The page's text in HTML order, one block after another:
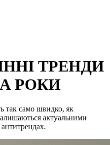
ТРЕНДИ
РОКИ
так само швидко, як
актуальними